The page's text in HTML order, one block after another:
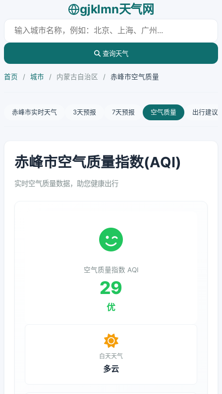
gjklmn天气网
查询天气
首页 / 城市 / 内蒙古自治区 / 赤峰市空气质量
赤峰市实时天气 3天预报 7天预报 空气质量 出行建议
赤峰市空气质量指数(AQI)
实时空气质量数据，助您健康出行
空气质量指数 AQI
29
优
白天天气
多云